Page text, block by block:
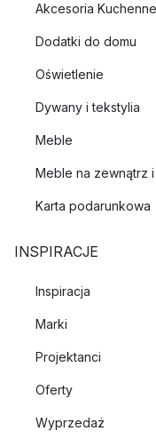
Akcesoria Kuchenne
Dodatki do domu
Oświetlenie
Dywany i tekstylia
Meble
Meble na zewnątrz
Karta podarunkowa
INSPIRACJE
Inspiracja
Marki
Projektanci
Oferty
Wyprzedaż